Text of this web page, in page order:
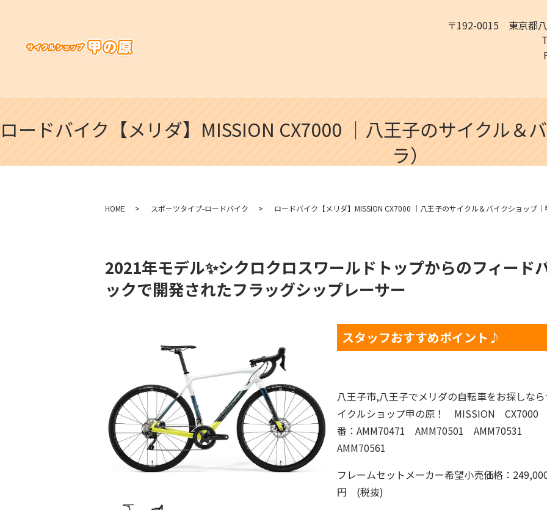
〒192-0015 東京都
ロードバイク【メリダ】MISSION CX7000 ｜八王子のサイクル＆
ラ）
HOME スポーツタイプ-ロードバイク ロードバイク【メリダ】MISSION CX7000 ｜八王子のサイクル＆バイクショップ
2021年モデル✨シクロクロスワールドトップからのフィード
ックで開発されたフラッグシップレーサー
スタッフおすすめポイント♪
八王子市,八王子でメリダの自転車をお探しな
イクルショップ甲の原！ MISSION CX7000
番：AMM70471 AMM70501 AMM70531
AMM70561
フレームセットメーカー希望小売価格：
円 (税抜)